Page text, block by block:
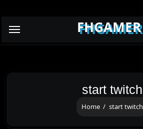
FHGAMER
start twitch
Home start twitch